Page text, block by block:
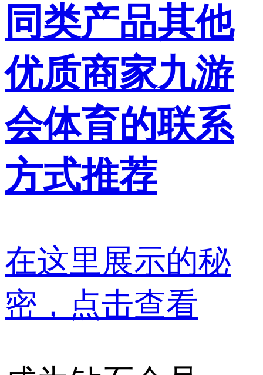
同类产品其他
优质商家九游
会体育的联系
方式推荐
在这里展示的秘
密，点击查看